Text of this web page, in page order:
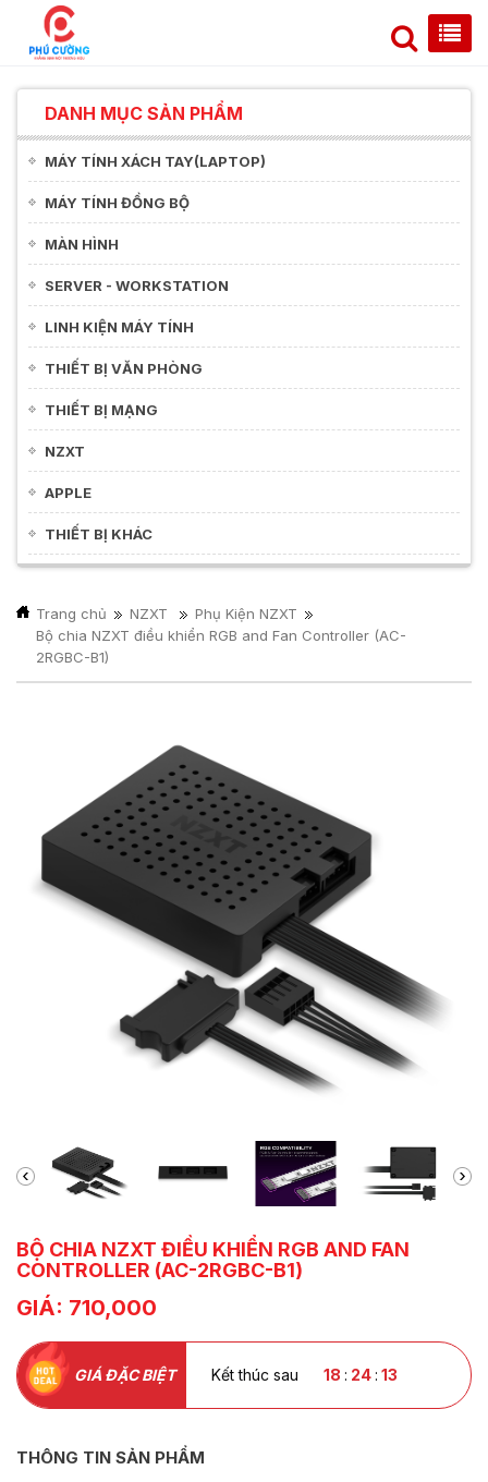
DANH MỤC SẢN PHẨM
MÁY TÍNH XÁCH TAY(LAPTOP)
MÁY TÍNH ĐỒNG BỘ
MÀN HÌNH
SERVER - WORKSTATION
LINH KIỆN MÁY TÍNH
THIẾT BỊ VĂN PHÒNG
THIẾT BỊ MẠNG
NZXT
APPLE
THIẾT BỊ KHÁC
Trang chủ NZXT
Phụ Kiện NZXT
Bộ chia NZXT điều khiển RGB and Fan Controller (AC-
2RGBC-B1)
BỘ CHIA NZXT ĐIỀU KHIỂN RGB AND FAN
CONTROLLER (AC-2RGBC-B1)
GIÁ: 710,000
GIÁ ĐẶC BIỆT Kết thúc sau 18 : 24 : 12
THÔNG TIN SẢN PHẨM